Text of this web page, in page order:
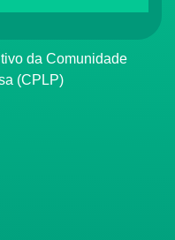
da Comunidade
(CPLP)